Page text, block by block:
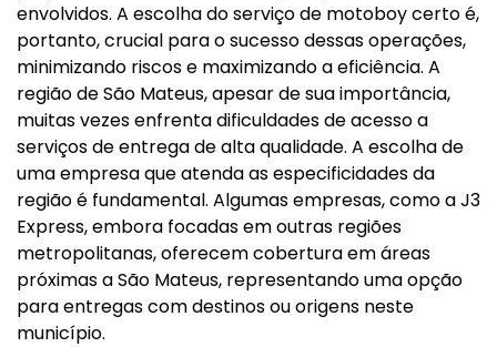
envolvidos. A escolha do serviço de motoboy certo é,
portanto, crucial para o sucesso dessas operações,
minimizando riscos e maximizando a eficiência. A
região de São Mateus, apesar de sua importância,
muitas vezes enfrenta dificuldades de acesso a
serviços de entrega de alta qualidade. A escolha de
uma empresa que atenda as especificidades da
região é fundamental. Algumas empresas, como a J3
Express, embora focadas em outras regiões
metropolitanas, oferecem cobertura em áreas
próximas a São Mateus, representando uma opção
para entregas com destinos ou origens neste
município.